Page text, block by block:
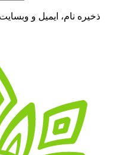
ذخیره نام، ایمیل و